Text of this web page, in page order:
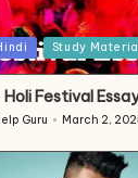
Study
– Holi Festival
Guru March 2,